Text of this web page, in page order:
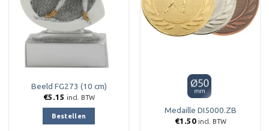
Beeld FG273 (10 cm)
€5.15 incl. BTW
Bestellen
Medaille DI5000.ZB
€1.50 incl. BTW